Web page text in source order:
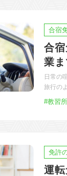
合宿
合
業ま
日常の
旅行の
#教習所
免許
運